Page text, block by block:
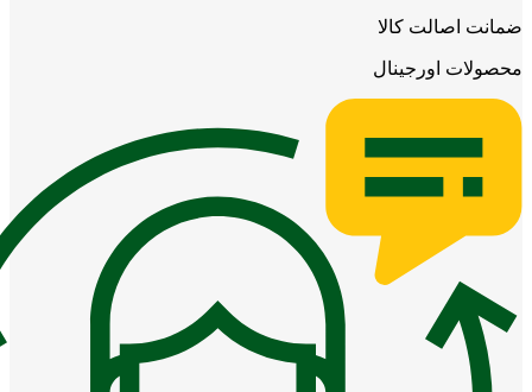
ضمانت اصالت کالا
محصولات اورجینال